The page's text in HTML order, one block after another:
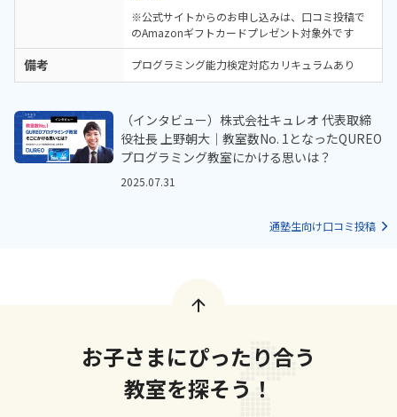
※公式サイトからのお申し込みは、口コミ投稿で
のAmazonギフトカードプレゼント対象外です
備考 プログラミング能力検定対応カリキュラムあり
（インタビュー）株式会社キュレオ 代表取締
役社長 上野朝大｜教室数No. 1となったQUREO
プログラミング教室にかける思いは？
2025.07.31
通塾生向け口コミ投稿
お子さまにぴったり合う
教室を探そう！